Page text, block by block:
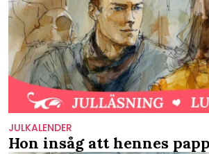
JULKALENDER
Hon insåg att hennes